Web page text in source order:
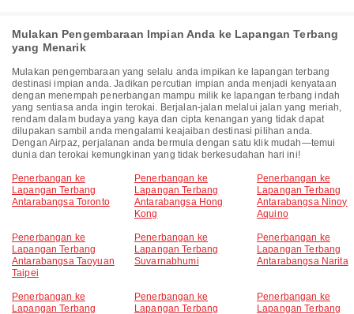
Mulakan Pengembaraan Impian Anda ke Lapangan Terbang
yang Menarik
Mulakan pengembaraan yang selalu anda impikan ke lapangan terbang
destinasi impian anda. Jadikan percutian impian anda menjadi kenyataan
dengan menempah penerbangan mampu milik ke lapangan terbang indah
yang sentiasa anda ingin terokai. Berjalan-jalan melalui jalan yang meriah,
rendam dalam budaya yang kaya dan cipta kenangan yang tidak dapat
dilupakan sambil anda mengalami keajaiban destinasi pilihan anda.
Dengan Airpaz, perjalanan anda bermula dengan satu klik mudah—temui
dunia dan terokai kemungkinan yang tidak berkesudahan hari ini!
Penerbangan ke
Lapangan Terbang
Antarabangsa Toronto
Penerbangan ke
Lapangan Terbang
Antarabangsa Hong
Kong
Penerbangan ke
Lapangan Terbang
Antarabangsa Ninoy
Aquino
Penerbangan ke
Lapangan Terbang
Antarabangsa Taoyuan
Taipei
Penerbangan ke
Lapangan Terbang
Suvarnabhumi
Penerbangan ke
Lapangan Terbang
Antarabangsa Narita
Penerbangan ke
Lapangan Terbang
Penerbangan ke
Lapangan Terbang
Penerbangan ke
Lapangan Terbang